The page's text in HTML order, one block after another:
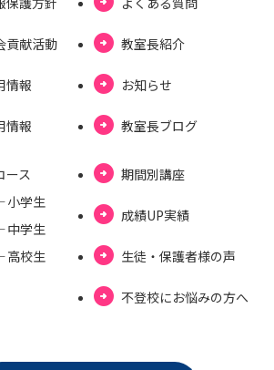
貢献活動
情報
情報
教室長紹介
お知らせ
教室⻑ブログ
ース
⼩学⽣
中学⽣
⾼校⽣
期間別講座
成績UP実績
⽣徒・保護者様の声
不登校にお悩みの⽅へ